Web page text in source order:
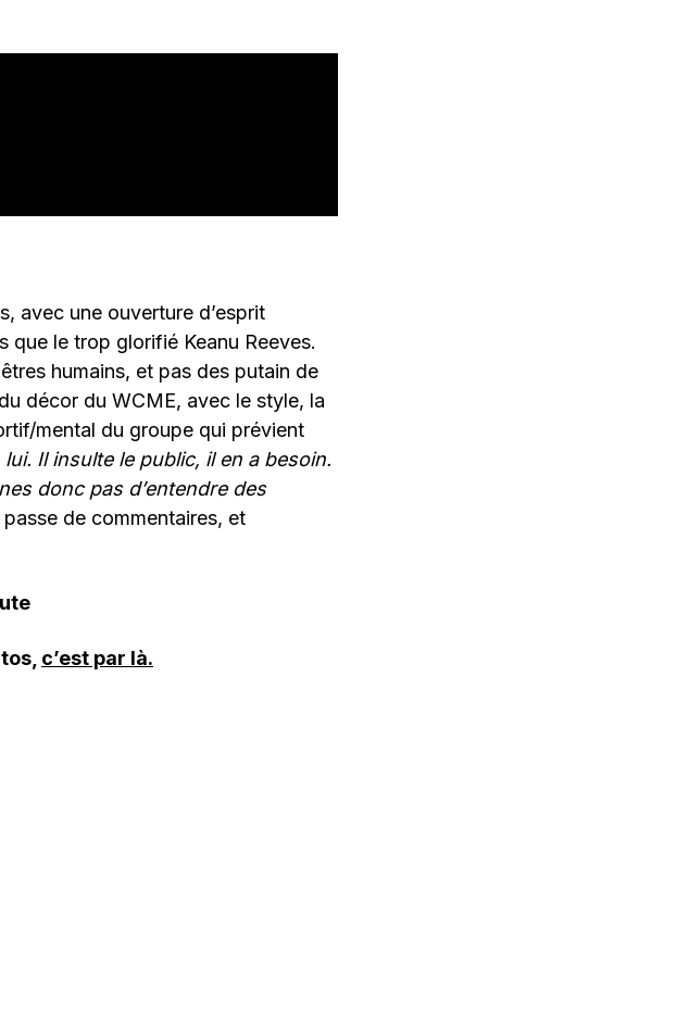
avec une ouverture d’esprit
que le trop glorifié Keanu Reeves.
humains, et pas des putain de
décor du WCME, avec le style, la
mental du groupe qui prévient
Il insulte le public, il en a besoin.
donc pas d’entendre des
de commentaires, et
c’est par là.